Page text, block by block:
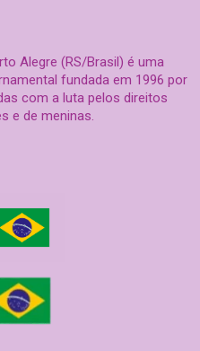
Alegre (RS/Brasil) é uma
fundada em 1996 por
com a luta pelos direitos
e de meninas.